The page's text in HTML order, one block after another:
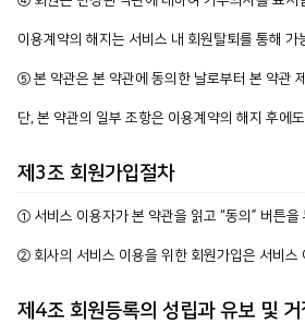
이용계약의 해지는 서비스 내 회원탈퇴를 통해 가
⑤ 본 약관은 본 약관에 동의한 날로부터 본 약관
단, 본 약관의 일부 조항은 이용계약의 해지 후에
제3조 회원가입절차
① 서비스 이용자가 본 약관을 읽고 “동의” 버튼을
② 회사의 서비스 이용을 위한 회원가입은 서비스
제4조 회원등록의 성립과 유보 및 거